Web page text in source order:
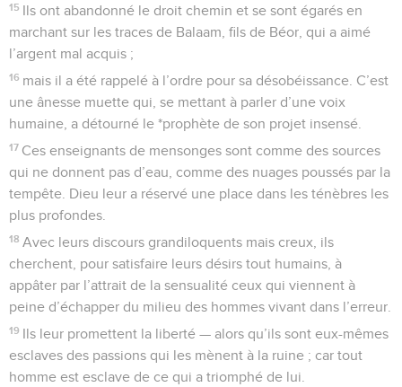
15 Ils ont abandonné le droit chemin et se sont égarés en
marchant sur les traces de Balaam, fils de Béor, qui a aimé
l’argent mal acquis ;
16 mais il a été rappelé à l’ordre pour sa désobéissance. C’est
une ânesse muette qui, se mettant à parler d’une voix
humaine, a détourné le *prophète de son projet insensé.
17 Ces enseignants de mensonges sont comme des sources
qui ne donnent pas d’eau, comme des nuages poussés par la
tempête. Dieu leur a réservé une place dans les ténèbres les
plus profondes.
18 Avec leurs discours grandiloquents mais creux, ils
cherchent, pour satisfaire leurs désirs tout humains, à
appâter par l’attrait de la sensualité ceux qui viennent à
peine d’échapper du milieu des hommes vivant dans l’erreur.
19 Ils leur promettent la liberté — alors qu’ils sont eux-mêmes
esclaves des passions qui les mènent à la ruine ; car tout
homme est esclave de ce qui a triomphé de lui.